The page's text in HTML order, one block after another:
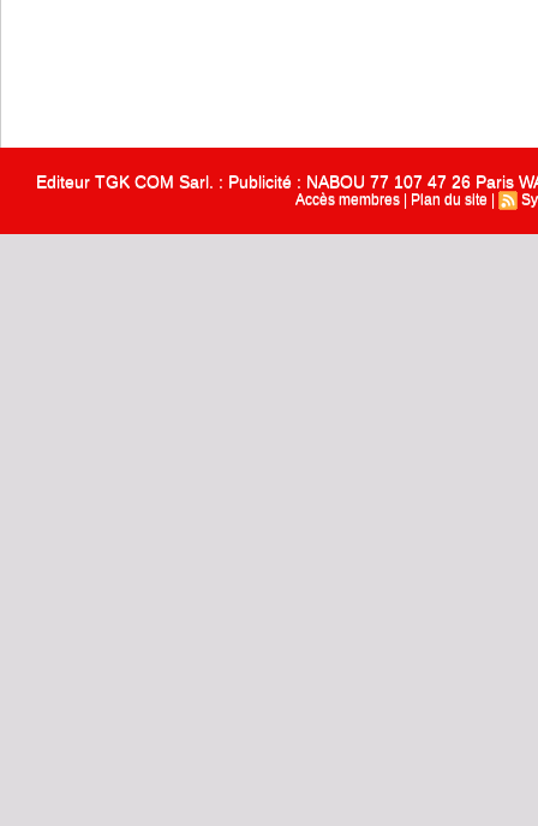
Editeur TGK COM Sarl. : Publicité : NABOU 77 107 47 26 Paris
Accès membres Plan du site